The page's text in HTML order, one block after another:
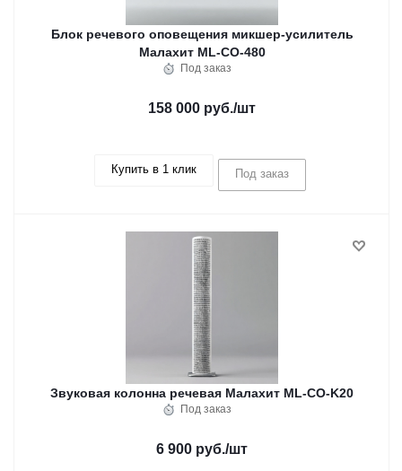
Блок речевого оповещения микшер-усилитель
Малахит ML-CO-480
Под заказ
158 000 руб./шт
Купить в 1 клик Под заказ
Звуковая колонна речевая Малахит ML-CO-K20
Под заказ
6 900 руб./шт